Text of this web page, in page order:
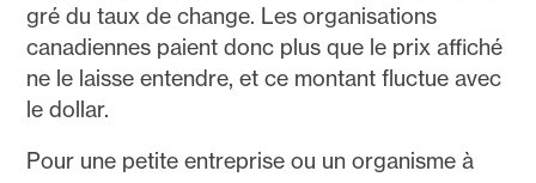
gré du taux de change. Les organisations
canadiennes paient donc plus que le prix affiché
ne le laisse entendre, et ce montant fluctue avec
le dollar.
Pour une petite entreprise ou un organisme à